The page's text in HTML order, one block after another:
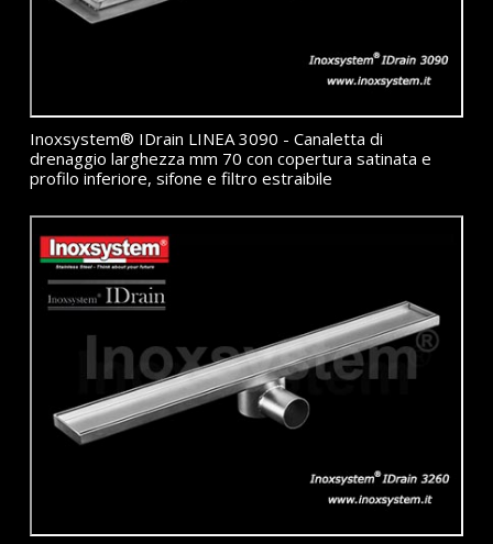
Inoxsystem® IDrain LINEA 3090 - Canaletta di
drenaggio larghezza mm 70 con copertura satinata e
profilo inferiore, sifone e filtro estraibile